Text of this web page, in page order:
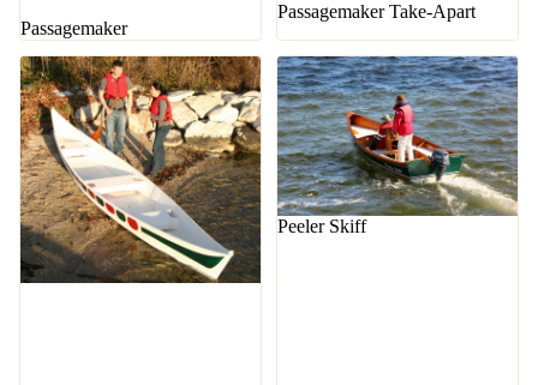
Sale
Passagemaker
Passagemaker Take-Apart
Peeler Skiff